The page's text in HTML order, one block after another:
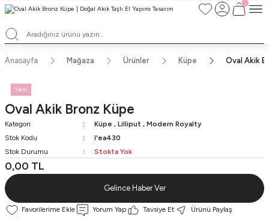
TÜM ALIŞVERİŞLERDE ÜCRETSİZ KARGO ve TAKSİT İMKANLARI
L'EA'NIN BÜYÜLÜ DÜNYASINA HOŞ GELDİNİZ
HER BİR L'EA ÖMÜR BOYU SAKLAYACAĞINIZ ANLAMLI BİR PARÇA
TEK ÜRETİM EL YAPIMI TASARIMLAR
Anasayfa Mağaza Ürünler Küpe Oval Akik
Yeni
Oval Akik Bronz Küpe
Kategori Küpe , Lilliput , Modern Royalty
Stok Kodu
l'ea430
Stok Durumu
Stokta Yok
0,00 TL
Gelince Haber Ver
Yorum Yap Tavsiye Et
Ürünü Paylaş